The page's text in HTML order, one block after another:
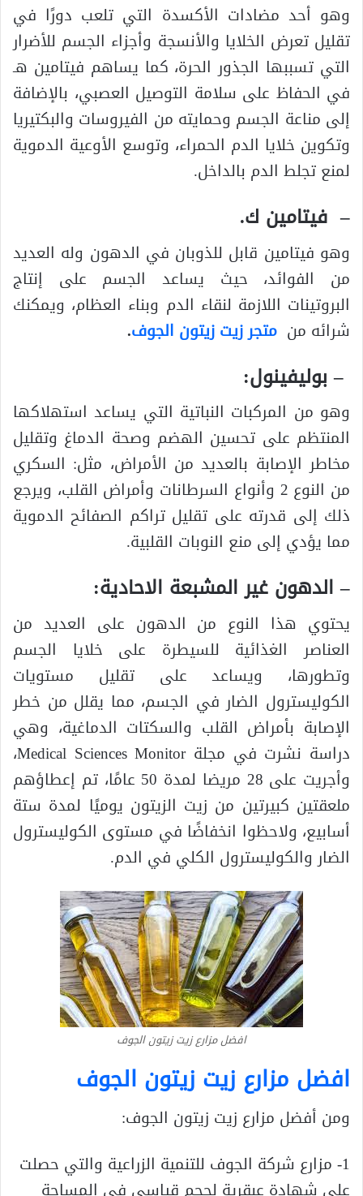
وهو أحد مضادات الأكسدة التي تلعب دورًا في
تقليل تعرض الخلايا والأنسجة وأجزاء الجسم للأضرار
التي تسببها الجذور الحرة، كما يساهم فيتامين هـ
في الحفاظ على سلامة التوصيل العصبي، بالإضافة
إلى مناعة الجسم وحمايته من الفيروسات والبكتيريا
وتكوين خلايا الدم الحمراء، وتوسع الأوعية الدموية
لمنع تجلط الدم بالداخل.
– فيتامين ك.
وهو فيتامين قابل للذوبان في الدهون وله العديد
من الفوائد، حيث يساعد الجسم على إنتاج
البروتينات اللازمة لنقاء الدم وبناء العظام، ويمكنك
شرائه من متجر زيت زيتون الجوف.
– بوليفينول:
وهو من المركبات النباتية التي يساعد استهلاكها
المنتظم على تحسين الهضم وصحة الدماغ وتقليل
مخاطر الإصابة بالعديد من الأمراض، مثل: السكري
من النوع 2 وأنواع السرطانات وأمراض القلب، ويرجع
ذلك إلى قدرته على تقليل تراكم الصفائح الدموية
مما يؤدي إلى منع النوبات القلبية.
– الدهون غير المشبعة الاحادية:
يحتوي هذا النوع من الدهون على العديد من
العناصر الغذائية للسيطرة على خلايا الجسم
وتطورها، ويساعد على تقليل مستويات
الكوليسترول الضار في الجسم، مما يقلل من خطر
الإصابة بأمراض القلب والسكتات الدماغية، وهي
دراسة نشرت في مجلة Medical Sciences Monitor،
وأجريت على 28 مريضا لمدة 50 عامًا، تم إعطاؤهم
ملعقتين كبيرتين من زيت الزيتون يوميًا لمدة ستة
أسابيع، ولاحظوا انخفاضًا في مستوى الكوليسترول
الضار والكوليسترول الكلي في الدم.
افضل مزارع زيت زيتون الجوف
افضل مزارع زيت زيتون الجوف
ومن أفضل مزارع زيت زيتون الجوف:
1- مزارع شركة الجوف للتنمية الزراعية والتي حصلت